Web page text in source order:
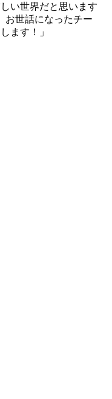
い世界だと思います
お世話になったチー
ます！」